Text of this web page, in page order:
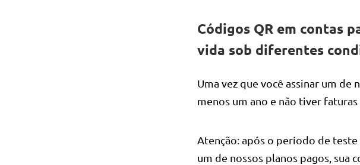
Códigos QR em contas
vida sob diferentes
Uma vez que você assinar um
menos um ano e não tiver
Atenção: após o período de teste
um de nossos planos pagos, sua